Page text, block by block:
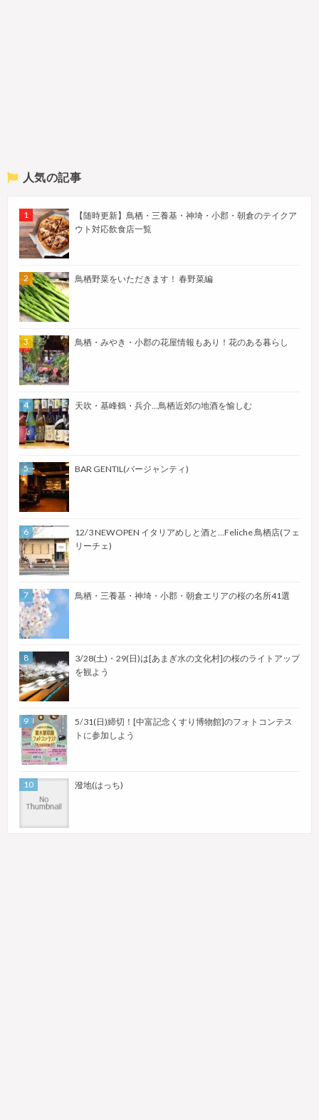
人気の記事
【随時更新】鳥栖・三養基・神埼・小郡・朝倉のテイクア
ウト対応飲食店一覧
鳥栖野菜をいただきます！ 春野菜編
鳥栖・みやき・小郡の花屋情報もあり！花のある暮らし
天吹・基峰鶴・兵介…鳥栖近郊の地酒を愉しむ
BAR GENTIL(バージャンティ)
12/3 NEWOPEN イタリアめしと酒と…Feliche 鳥栖店(フェ
リーチェ)
鳥栖・三養基・神埼・小郡・朝倉エリアの桜の名所41選
3/28(土)・29(日)は[あまぎ水の文化村]の桜のライトアップ
を観よう
5/31(日)締切！[中富記念くすり博物館]のフォトコンテス
トに参加しよう
潑地(はっち)